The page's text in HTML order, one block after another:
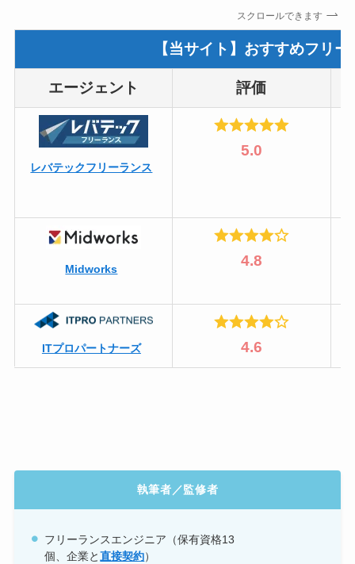
スクロールできます
【当サイト】おすすめフリ
エージェント 評価
レバテックフリーランス
5.0
Midworks 4.8
ITプロパートナーズ 4.6
執筆者／監修者
フリーランスエンジニア（保有資格13
個、企業と直接契約）